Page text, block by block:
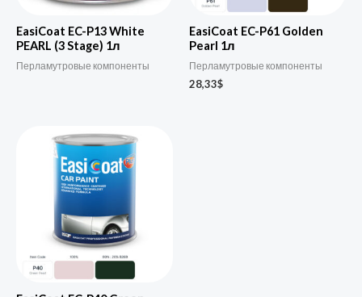
EasiCoat EC-P13 White
PEARL (3 Stage) 1л
Перламутровые компоненты
EasiCoat EC-P61 Golden
Pearl 1л
Перламутровые компоненты
28,33$